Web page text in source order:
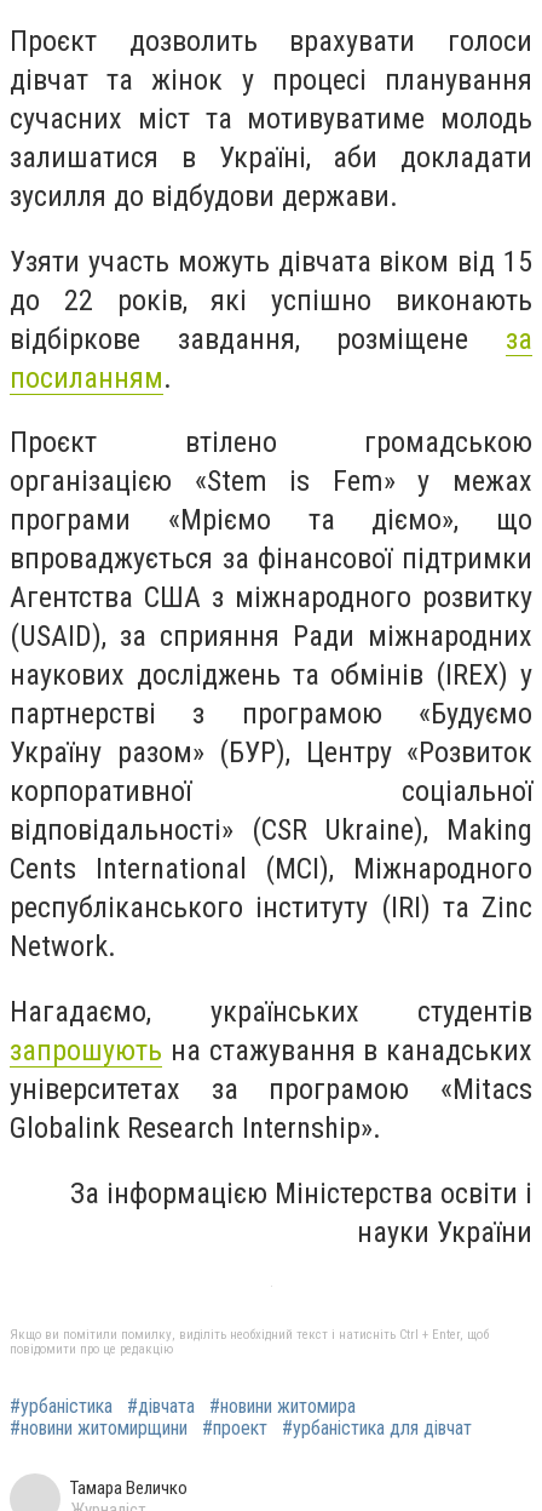
Проєкт дозволить врахувати голоси
дівчат та жінок у процесі планування
сучасних міст та мотивуватиме молодь
залишатися в Україні, аби докладати
зусилля до відбудови держави.
Узяти участь можуть дівчата віком від 15
до 22 років, які успішно виконають
відбіркове завдання, розміщене за
посиланням.
Проєкт втілено громадською
організацією «Stem is Fem» у межах
програми «Мріємо та діємо», що
впроваджується за фінансової підтримки
Агентства США з міжнародного розвитку
(USAID), за сприяння Ради міжнародних
наукових досліджень та обмінів (IREX) у
партнерстві з програмою «Будуємо
Україну разом» (БУР), Центру «Розвиток
корпоративної соціальної
відповідальності» (CSR Ukraine), Making
Cents International (MCI), Міжнародного
республіканського інституту (IRI) та Zinc
Network.
Нагадаємо, українських студентів
запрошують на стажування в канадських
університетах за програмою «Mitacs
Globalink Research Internship».
За інформацією Міністерства освіти і
науки України
Якщо ви помітили помилку, виділіть необхідний текст і натисніть Ctrl + Enter, щоб
повідомити про це редакцію
#урбаністика #дівчата
#новини житомира
#новини житомирщини
#проект #урбаністика для дівчат
Тамара Величко